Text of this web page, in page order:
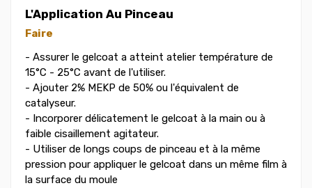
L'Application Au Pinceau
Faire
- Assurer le gelcoat a atteint atelier température de
15°C - 25°C avant de l'utiliser.
- Ajouter 2% MEKP de 50% ou l'équivalent de
catalyseur.
- Incorporer délicatement le gelcoat à la main ou à
faible cisaillement agitateur.
- Utiliser de longs coups de pinceau et à la même
pression pour appliquer le gelcoat dans un même film à
la surface du moule